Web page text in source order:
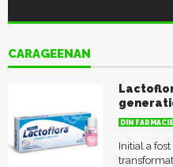
CARAGEENAN
DIN FARMACIE
Initial a